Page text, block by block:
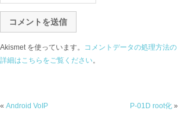
Akismet を使っています。 コメントデータの処理方法の
詳細はこちらをご覧ください。
« Android VoIP P-01D root化»